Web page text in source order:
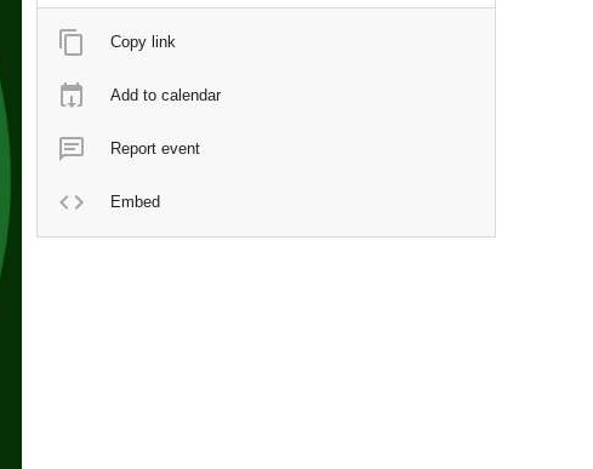
Copy link
Add to calendar
Report event
Embed